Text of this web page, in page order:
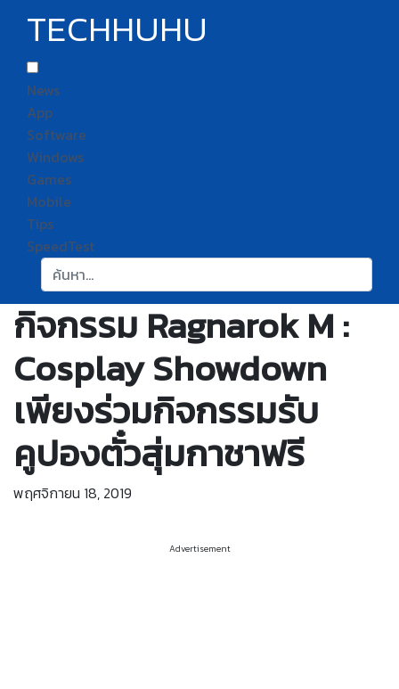
TECHHUHU
News
App
Software
Windows
Games
Mobile
Tips
SpeedTest
ค้นหา:
กิจกรรม Ragnarok M :
Cosplay Showdown
เพียงร่วมกิจกรรมรับ
คูปองตั๋วสุ่มกาชาฟรี
พฤศจิกายน 18, 2019
Advertisement